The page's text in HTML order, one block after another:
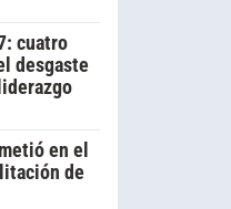
cuatro
desgaste
en el
de